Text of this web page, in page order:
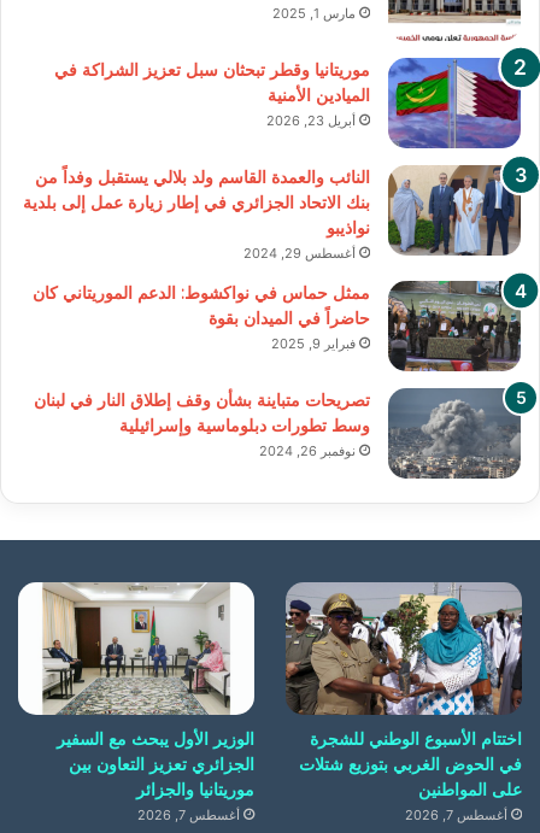
مارس 1, 2025
موريتانيا وقطر تبحثان سبل تعزيز الشراكة في
الميادين الأمنية
أبريل 23, 2026
النائب والعمدة القاسم ولد بلالي يستقبل وفداً من
بنك الاتحاد الجزائري في إطار زيارة عمل إلى بلدية
نواذيبو
أغسطس 29, 2024
ممثل حماس في نواكشوط: الدعم الموريتاني كان
حاضراً في الميدان بقوة
فبراير 9, 2025
تصريحات متباينة بشأن وقف إطلاق النار في لبنان
وسط تطورات دبلوماسية وإسرائيلية
نوفمبر 26, 2024
اختتام الأسبوع الوطني للشجرة
في الحوض الغربي بتوزيع شتلات
على المواطنين
أغسطس 7, 2026
الوزير الأول يبحث مع السفير
الجزائري تعزيز التعاون بين
موريتانيا والجزائر
أغسطس 7, 2026